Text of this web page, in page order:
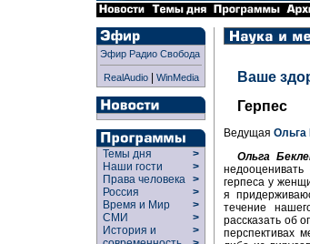
Эфир Радио Свобода
RealAudio| WinMedia
Темы дня
>
Наши гости
>
Права человека >
Россия
>
Время и Мир
>
СМИ
>
История и
>
Ваше
Герпес
Ведущая Ольга
Ольга
герпеса у
я
течение
рассказать об
перспективах